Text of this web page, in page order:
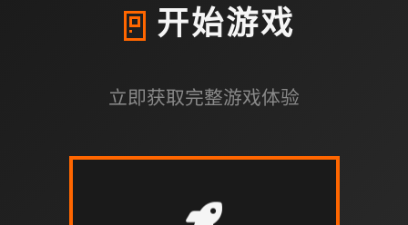
🚪 开始游戏
立即获取完整游戏体验